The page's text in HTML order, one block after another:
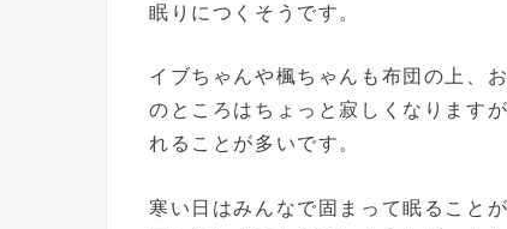
眠りにつくそうです。
イブちゃんや楓ちゃんも布団の上、
のところはちょっと寂しくなります
れることが多いです。
寒い日はみんなで固まって眠ること